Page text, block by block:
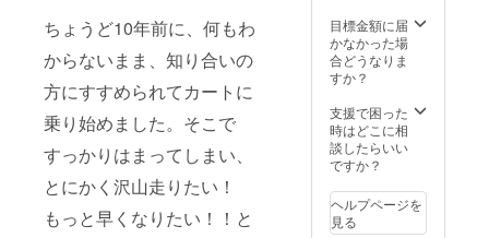
ちょうど10年前に、何もわ
からないまま、知り合いの
方にすすめられてカートに
乗り始めました。そこで
すっかりはまってしまい、
とにかく沢山走りたい！
もっと早くなりたい！！と
ンミー
ティン
グ参加
4月ごろ
開催予
定
る費用
は支援
者持
シング
スー
ツ ロ
ゴ掲載
ズ要相
談）3社
限定
目標金額に届
かなかった場
合どうなりま
すか？
支援で困った
時はどこに相
談したらいい
ですか？
ヘルプページを
見る